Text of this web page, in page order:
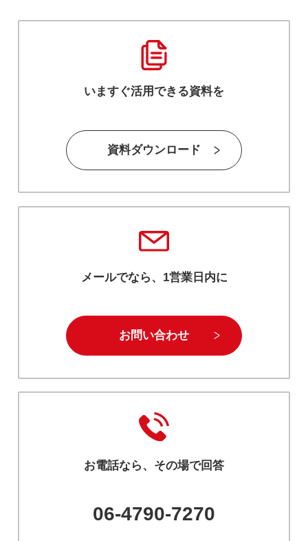
いますぐ活用できる資料を
資料ダウンロード
メールでなら、1営業日内に
お問い合わせ
お電話なら、その場で回答
06-4790-7270